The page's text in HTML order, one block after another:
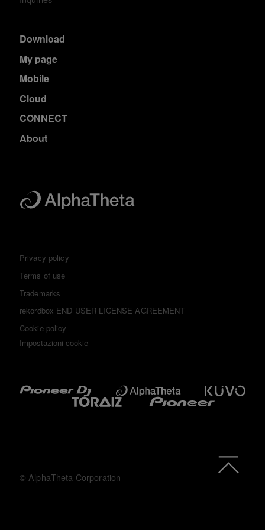
Download
My page
Mobile
Cloud
CONNECT
About
Privacy policy
Terms of use
Trademarks
rekordbox END USER LICENSE AGREEMENT
Cookie policy
Impostazioni cookie
© AlphaTheta Corporation